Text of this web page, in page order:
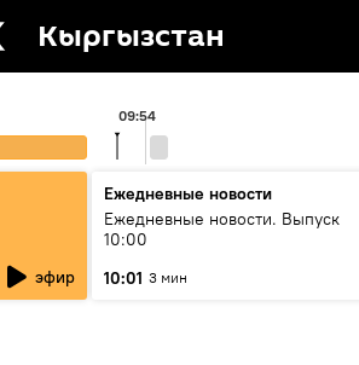
Кыргызстан
09:54
эфир
Ежедневные новости
Ежедневные новости. Выпуск
10:00
10:01 3 мин